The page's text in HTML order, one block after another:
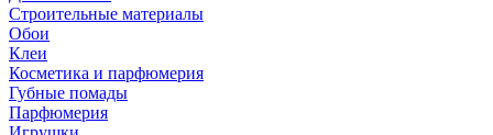
Строительные материалы
Обои
Клеи
Косметика и парфюмерия
Губные помады
Парфюмерия